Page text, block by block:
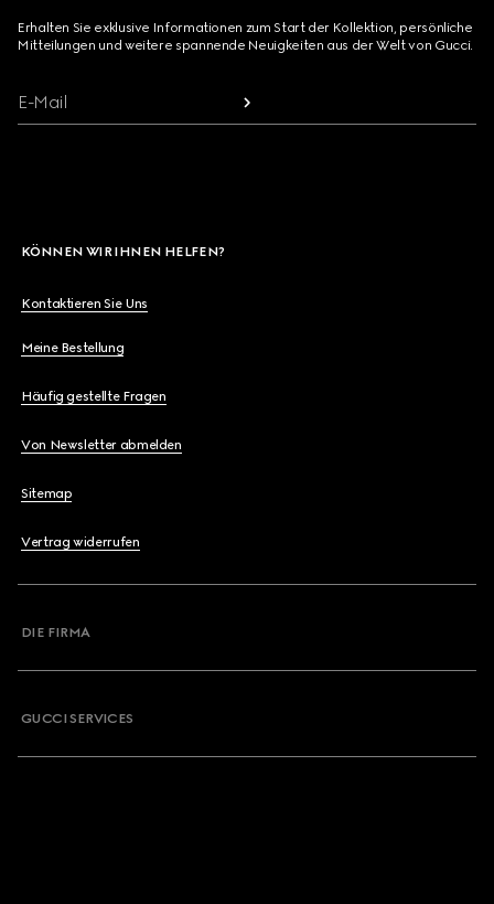
Erhalten Sie exklusive Informationen zum Start der Kollektion, persönliche
Mitteilungen und weitere spannende Neuigkeiten aus der Welt von Gucci.
E-Mail
KÖNNEN WIR IHNEN HELFEN?
Kontaktieren Sie Uns
Meine Bestellung
Häufig gestellte Fragen
Von Newsletter abmelden
Sitemap
Vertrag widerrufen
DIE FIRMA
GUCCI SERVICES